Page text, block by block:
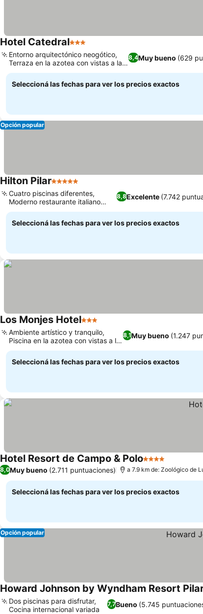
Hotel Catedral3 Estrellas
8,4Muy bueno (629
Entorno arquitectónico neogótico,
Terraza en la azotea con vistas a la
ciudad
Seleccioná las fechas para ver los precios exactos
Opción popular
Hilton Pilar5 Estrellas
8,8Excelente (7.742
Cuatro piscinas diferentes,
Moderno restaurante italiano
Leonforte
Seleccioná las fechas para ver los precios exactos
Los Monjes Hotel3 Estrellas
8,1Muy bueno (1.247
Ambiente artístico y tranquilo,
Piscina en la azotea con vistas a la
basílica
Seleccioná las fechas para ver los precios exactos
Hotel Resort de Campo & Polo4 Estrellas
8,0Muy bueno (2.711 puntuaciones) a 7.9 km de: Zoológico de
Seleccioná las fechas para ver los precios exactos
Opción popular
Howard Johnson by Wyndham Resort
7,7Bueno (5.745
Dos piscinas para disfrutar,
Cocina internacional variada